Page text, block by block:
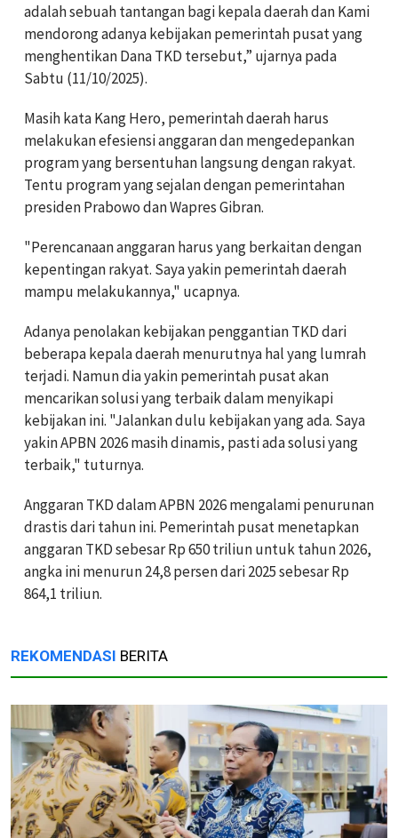
adalah sebuah tantangan bagi kepala daerah dan Kami
mendorong adanya kebijakan pemerintah pusat yang
menghentikan Dana TKD tersebut,” ujarnya pada
Sabtu (11/10/2025).
Masih kata Kang Hero, pemerintah daerah harus
melakukan efesiensi anggaran dan mengedepankan
program yang bersentuhan langsung dengan rakyat.
Tentu program yang sejalan dengan pemerintahan
presiden Prabowo dan Wapres Gibran.
"Perencanaan anggaran harus yang berkaitan dengan
kepentingan rakyat. Saya yakin pemerintah daerah
mampu melakukannya," ucapnya.
Adanya penolakan kebijakan penggantian TKD dari
beberapa kepala daerah menurutnya hal yang lumrah
terjadi. Namun dia yakin pemerintah pusat akan
mencarikan solusi yang terbaik dalam menyikapi
kebijakan ini. "Jalankan dulu kebijakan yang ada. Saya
yakin APBN 2026 masih dinamis, pasti ada solusi yang
terbaik," tuturnya.
Anggaran TKD dalam APBN 2026 mengalami penurunan
drastis dari tahun ini. Pemerintah pusat menetapkan
anggaran TKD sebesar Rp 650 triliun untuk tahun 2026,
angka ini menurun 24,8 persen dari 2025 sebesar Rp
864,1 triliun.
REKOMENDASI BERITA